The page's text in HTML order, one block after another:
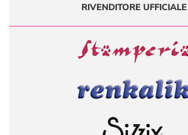
RIVENDITORE UFFICIALE